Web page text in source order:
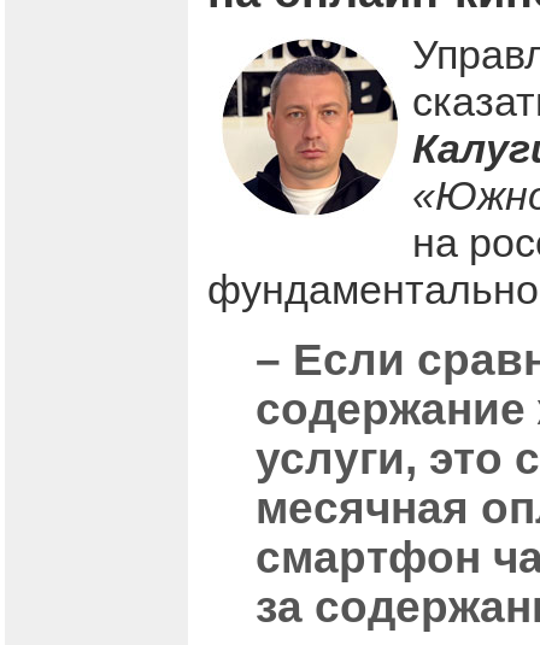
на
– Если
содержание
услуги, это
месячная
смартфон
за